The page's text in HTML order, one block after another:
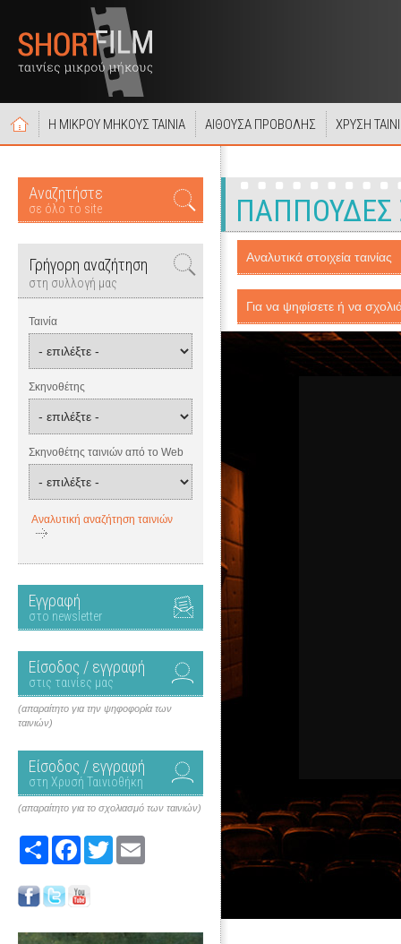
Η ΜΙΚΡΟΥ ΜΗΚΟΥΣ ΤΑΙΝΙΑ ΑΙΘΟΥΣΑ ΠΡΟΒΟΛΗΣ ΧΡΥΣΗ
Αναζητήστε
σε όλο το site
Γρήγορη αναζήτηση
στη συλλογή μας
Ταινία
Σκηνοθέτης
Σκηνοθέτης ταινιών από το Web
Αναλυτική αναζήτηση ταινιών
Εγγραφή
στο newsletter
Είσοδος / εγγραφή
στις ταινίες μας
(απαραίτητο για την ψηφοφορία των
ταινιών)
Είσοδος / εγγραφή
στη Χρυσή Ταινιοθήκη
(απαραίτητο για το σχολιασμό των ταινιών)
Share FacebookTwitter
ΠΑΠΠΟΥΔΕΣ
Αναλυτικά στοιχεία ταινίας
Για να ψηφίσετε ή να